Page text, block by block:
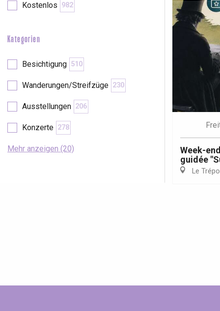
Kostenlos 982
Kategorien
Besichtigung 510
Wanderungen/Streifzüge 230
Ausstellungen 206
Konzerte 278
Mehr anzeigen (20)
Week-
guidée
Le